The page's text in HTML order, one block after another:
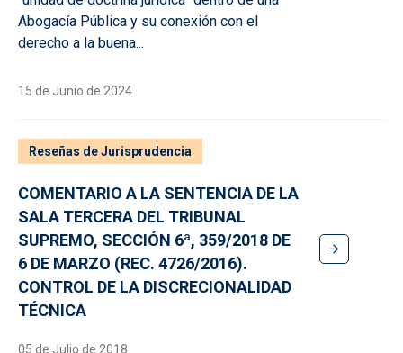
Abogacía Pública y su conexión con el
derecho a la buena...
15 de Junio de 2024
Reseñas de Jurisprudencia
COMENTARIO A LA SENTENCIA DE LA
SALA TERCERA DEL TRIBUNAL
SUPREMO, SECCIÓN 6ª, 359/2018 DE
6 DE MARZO (REC. 4726/2016).
CONTROL DE LA DISCRECIONALIDAD
TÉCNICA
05 de Julio de 2018